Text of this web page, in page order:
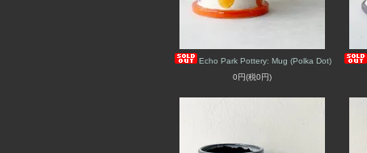
Echo Park Pottery: Mug (Polka Dot)
0円(税0円)